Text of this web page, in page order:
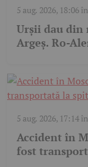
5 aug. 2026, 18:06în
Urșii dau din
Argeș. Ro-
5 aug. 2026, 17:14în
Accident în
fost